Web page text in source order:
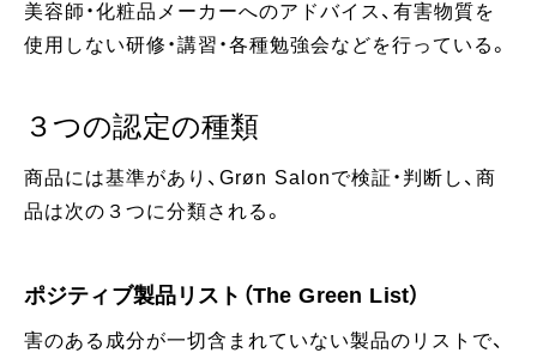
美容師・化粧品メーカーへのアドバイス、有害物質を
使⽤しない研修・講習・各種勉強会などを⾏っている。
３つの認定の種類
商品には基準があり、Grøn Salonで検証・判断し、商
品は次の３つに分類される。
ポジティブ製品リスト（The Green List）
害のある成分が一切含まれていない製品のリストで、